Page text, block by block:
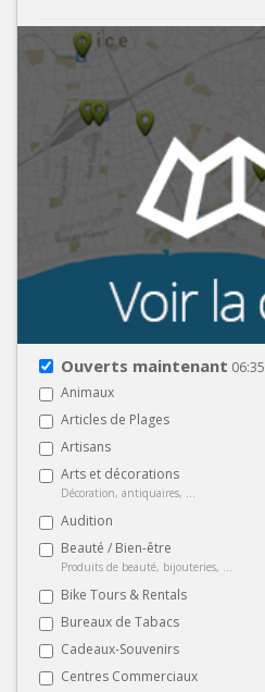
Ouverts maintenant 06:35
Animaux
Articles de Plages
Artisans
Arts et décorations
Décoration, antiquaires, ...
Audition
Beauté / Bien-être
Produits de beauté, bijouteries, ...
Bike Tours & Rentals
Bureaux de Tabacs
Cadeaux-Souvenirs
Centres Commerciaux